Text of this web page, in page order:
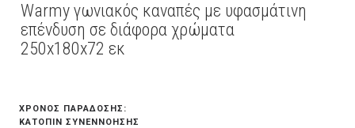
Warmy γωνιακός καναπές με υφασμάτινη
επένδυση σε διάφορα χρώματα
250x180x72 εκ
ΧΡΟΝΟΣ ΠΑΡΑΔΟΣΗΣ:
ΚΑΤΌΠΙΝ ΣΥΝΕΝΝΌΗΣΗΣ